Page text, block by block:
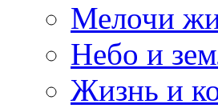
Мелочи
Небо и
Жизнь и